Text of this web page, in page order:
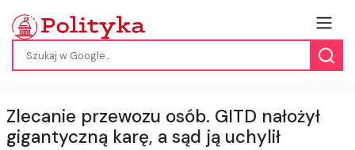
Zlecanie przewozu osób. GITD nałożył
gigantyczną karę, a sąd ją uchylił